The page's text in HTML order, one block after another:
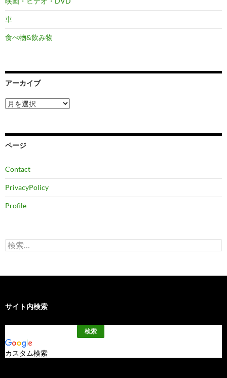
車
食べ物&飲み物
アーカイブ
ア
ー
ブ
ページ
Contact
PrivacyPolicy
Profile
検
索:
サイト内検索
カスタム検索